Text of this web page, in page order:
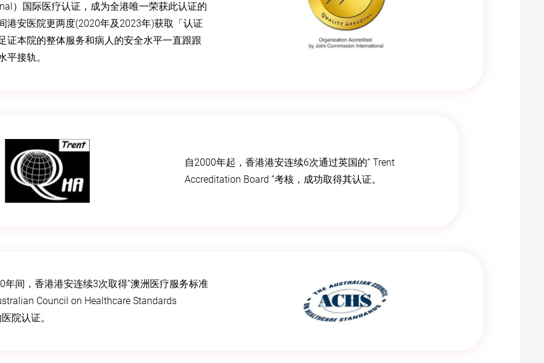
）国际医疗认证，成为全港唯一荣获此认证的
港安医院更两度(2020年及2023年)获取「认证
证本院的整体服务和病人的安全水平一直跟跟
平接轨。
自2000年起，香港港安连续6次通过英国的“ Trent
Accreditation Board ”考核，成功取得其认证。
年间，香港港安连续3次取得“澳洲医疗服务标准
Council on Healthcare Standards
院认证。